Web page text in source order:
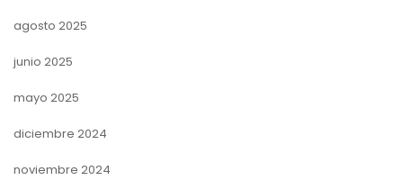
agosto 2025
junio 2025
mayo 2025
diciembre 2024
noviembre 2024